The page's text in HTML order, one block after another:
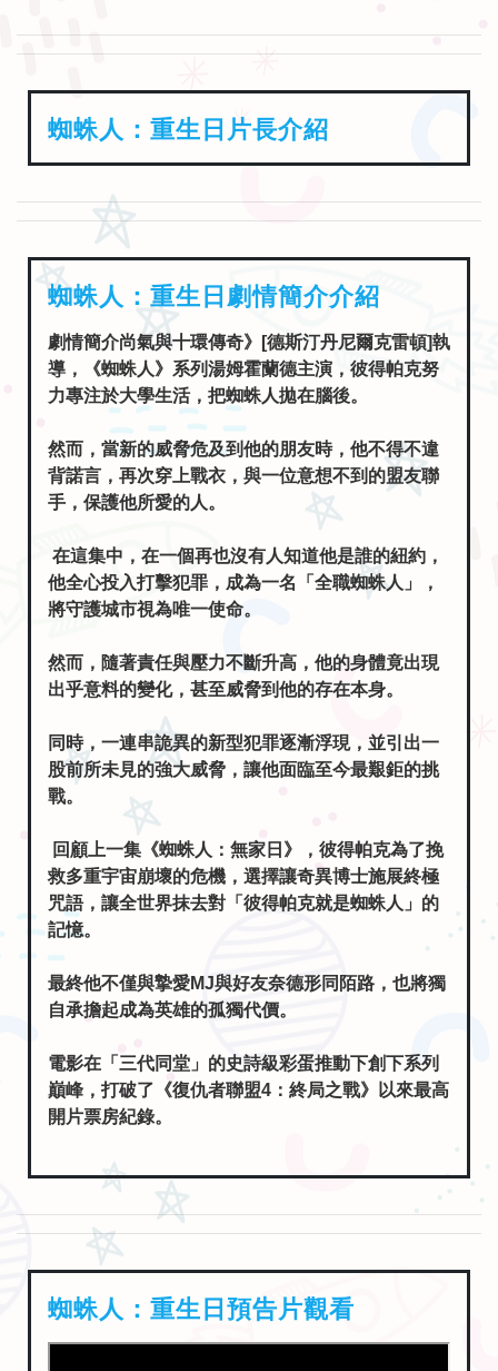
蜘蛛人：重生日片長介紹
蜘蛛人：重生日劇情簡介介紹
劇情簡介尚氣與十環傳奇》[德斯汀丹尼爾克雷頓]執
導，《蜘蛛人》系列湯姆霍蘭德主演，彼得帕克努
力專注於大學生活，把蜘蛛人拋在腦後。
然而，當新的威脅危及到他的朋友時，他不得不違
背諾言，再次穿上戰衣，與一位意想不到的盟友聯
手，保護他所愛的人。
在這集中，在一個再也沒有人知道他是誰的紐約，
他全心投入打擊犯罪，成為一名「全職蜘蛛人」，
將守護城市視為唯一使命。
然而，隨著責任與壓力不斷升高，他的身體竟出現
出乎意料的變化，甚至威脅到他的存在本身。
同時，一連串詭異的新型犯罪逐漸浮現，並引出一
股前所未見的強大威脅，讓他面臨至今最艱鉅的挑
戰。
回顧上一集《蜘蛛人：無家日》，彼得帕克為了挽
救多重宇宙崩壞的危機，選擇讓奇異博士施展終極
咒語，讓全世界抹去對「彼得帕克就是蜘蛛人」的
記憶。
最終他不僅與摯愛MJ與好友奈德形同陌路，也將獨
自承擔起成為英雄的孤獨代價。
電影在「三代同堂」的史詩級彩蛋推動下創下系列
巔峰，打破了《復仇者聯盟4：終局之戰》以來最高
開片票房紀錄。
蜘蛛人：重生日預告片觀看